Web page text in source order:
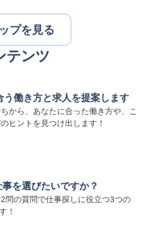
プを見る
テンツ
う働き方と求人を提案します
から、あなたに合った働き方や、こ
ヒントを見つけ出します！
を選びたいですか？
問の質問で仕事探しに役立つ3つの
！